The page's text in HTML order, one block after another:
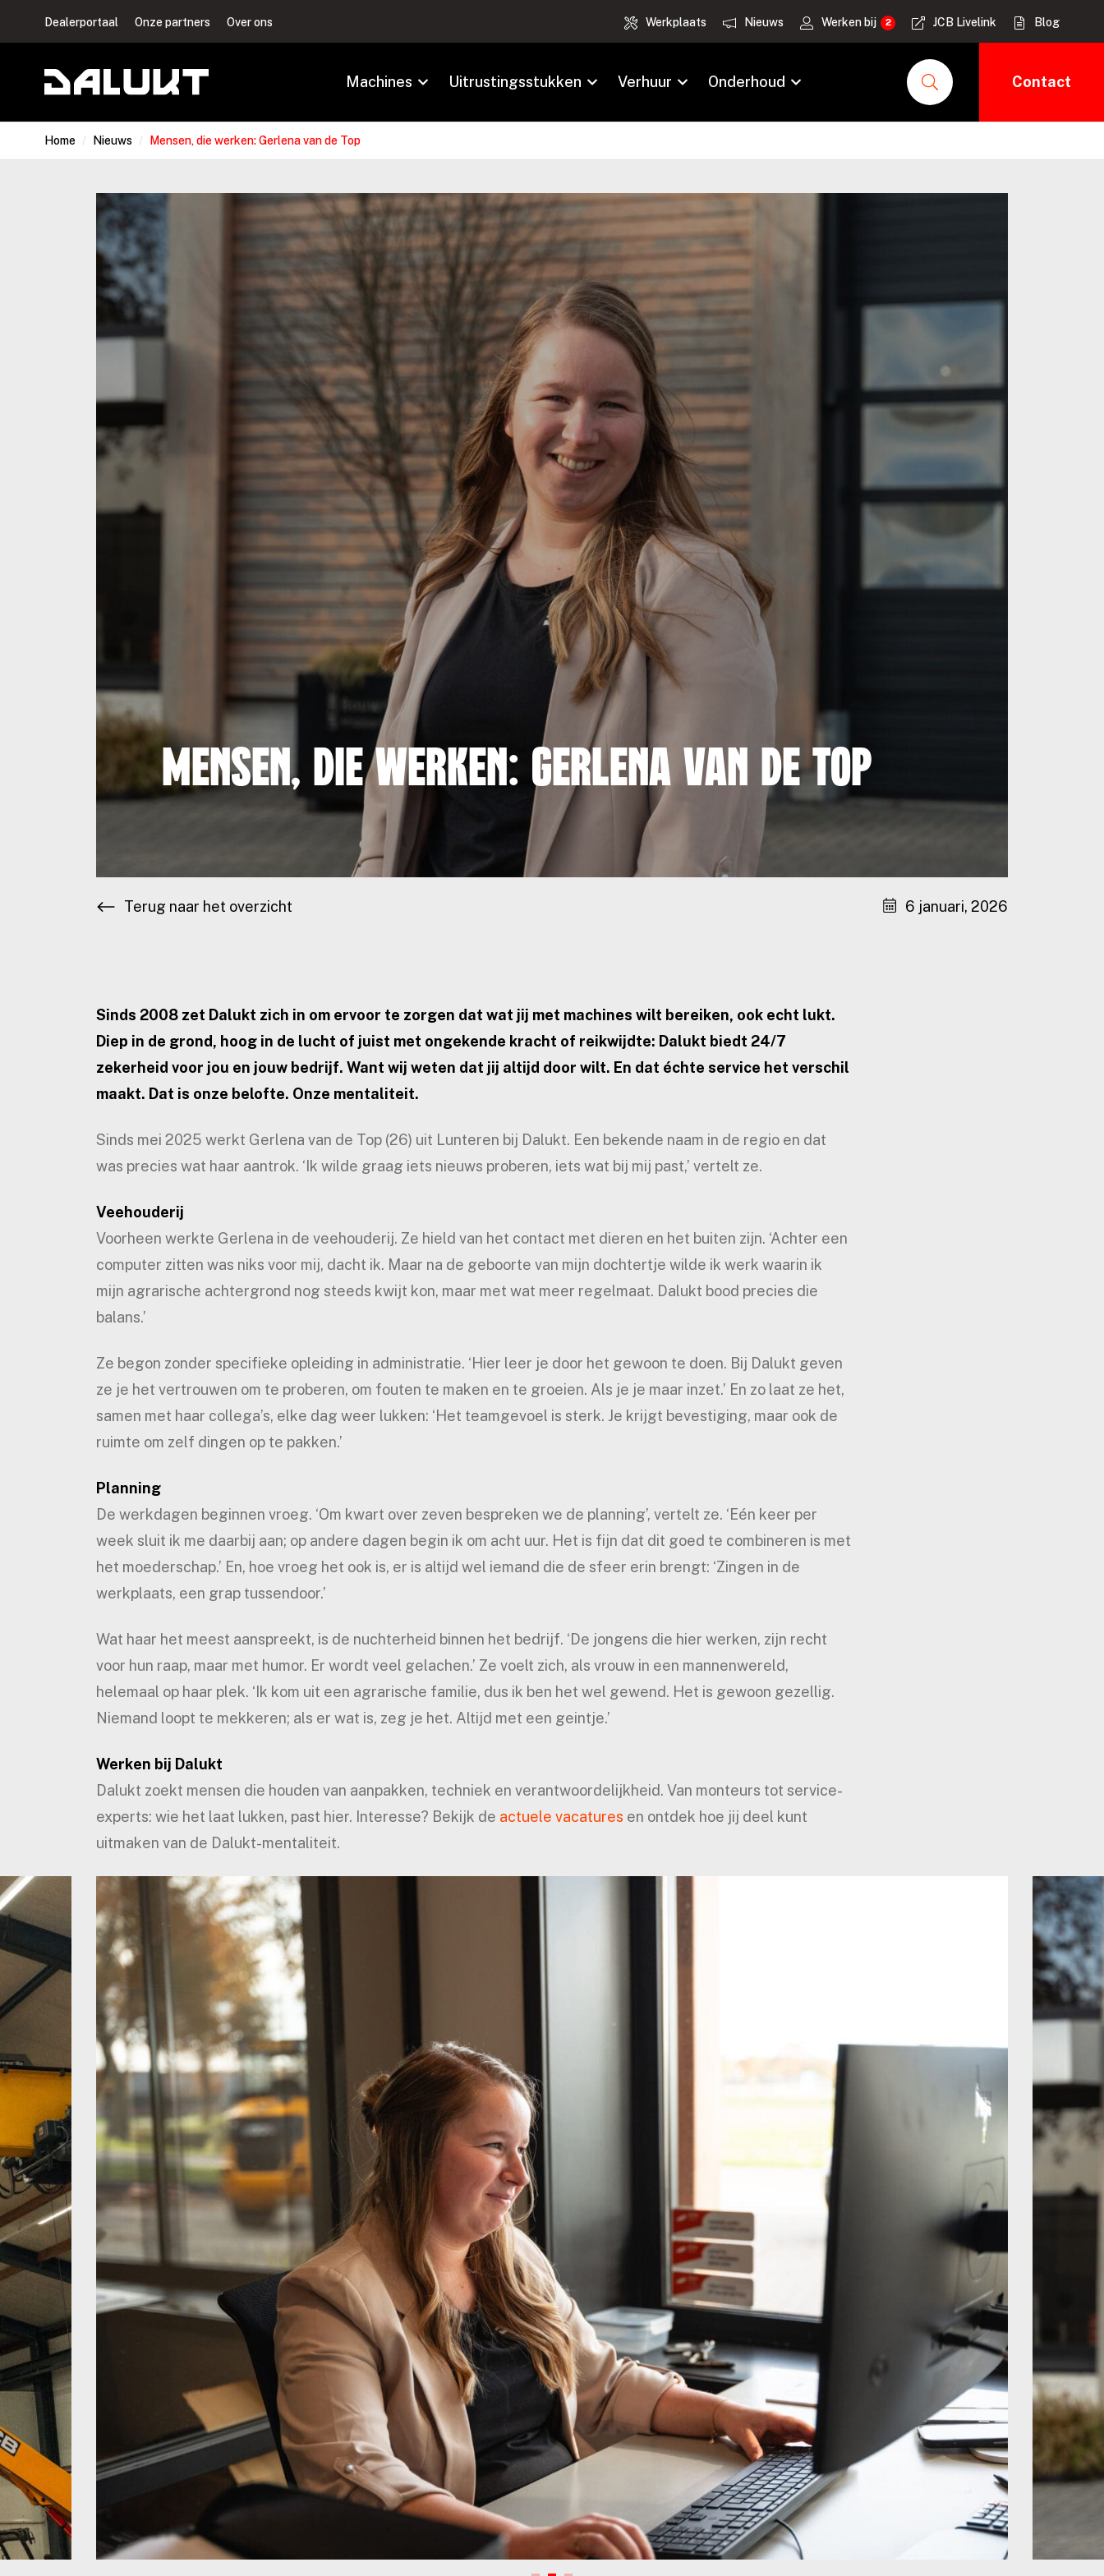
Dealerportaal Onze partners Over ons Werkplaats Nieuws Werken bij JCB Livelink Blog
Machines Uitrustingsstukken Verhuur Onderhoud Contact
Home / Nieuws / Mensen, die werken: Gerlena van de Top
Mensen, die werken: Gerlena van de Top
Terug naar het overzicht 6 januari, 2026
Sinds 2008 zet Dalukt zich in om ervoor te zorgen dat wat jij met machines wilt bereiken, ook echt lukt.
Diep in de grond, hoog in de lucht of juist met ongekende kracht of reikwijdte: Dalukt biedt 24/7
zekerheid voor jou en jouw bedrijf. Want wij weten dat jij altijd door wilt. En dat échte service het verschil
maakt. Dat is onze belofte. Onze mentaliteit.
Sinds mei 2025 werkt Gerlena van de Top (26) uit Lunteren bij Dalukt. Een bekende naam in de regio en dat
was precies wat haar aantrok. ‘Ik wilde graag iets nieuws proberen, iets wat bij mij past,’ vertelt ze.
Veehouderij
Voorheen werkte Gerlena in de veehouderij. Ze hield van het contact met dieren en het buiten zijn. ‘Achter een
computer zitten was niks voor mij, dacht ik. Maar na de geboorte van mijn dochtertje wilde ik werk waarin ik
mijn agrarische achtergrond nog steeds kwijt kon, maar met wat meer regelmaat. Dalukt bood precies die
balans.’
Ze begon zonder specifieke opleiding in administratie. ‘Hier leer je door het gewoon te doen. Bij Dalukt geven
ze je het vertrouwen om te proberen, om fouten te maken en te groeien. Als je je maar inzet.’ En zo laat ze het,
samen met haar collega’s, elke dag weer lukken: ‘Het teamgevoel is sterk. Je krijgt bevestiging, maar ook de
ruimte om zelf dingen op te pakken.’
Planning
De werkdagen beginnen vroeg. ‘Om kwart over zeven bespreken we de planning’, vertelt ze. ‘Eén keer per
week sluit ik me daarbij aan; op andere dagen begin ik om acht uur. Het is fijn dat dit goed te combineren is met
het moederschap.’ En, hoe vroeg het ook is, er is altijd wel iemand die de sfeer erin brengt: ‘Zingen in de
werkplaats, een grap tussendoor.’
Wat haar het meest aanspreekt, is de nuchterheid binnen het bedrijf. ‘De jongens die hier werken, zijn recht
voor hun raap, maar met humor. Er wordt veel gelachen.’ Ze voelt zich, als vrouw in een mannenwereld,
helemaal op haar plek. ‘Ik kom uit een agrarische familie, dus ik ben het wel gewend. Het is gewoon gezellig.
Niemand loopt te mekkeren; als er wat is, zeg je het. Altijd met een geintje.’
Werken bij Dalukt
Dalukt zoekt mensen die houden van aanpakken, techniek en verantwoordelijkheid. Van monteurs tot service-
experts: wie het laat lukken, past hier. Interesse? Bekijk de actuele vacatures en ontdek hoe jij deel kunt
uitmaken van de Dalukt-mentaliteit.